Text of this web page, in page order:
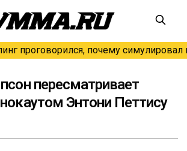
проговорился, почему симулировал
пересматривает
Энтони Петтису